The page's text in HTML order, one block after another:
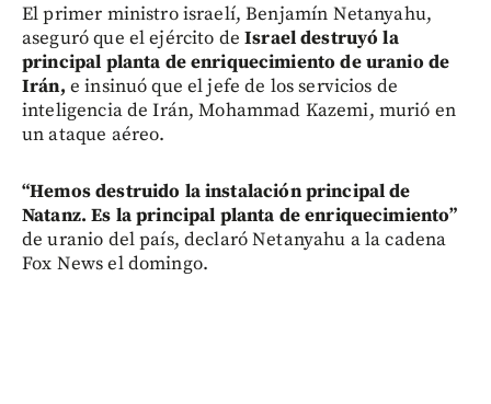
El primer ministro israelí, Benjamín Netanyahu,
aseguró que el ejército de Israel destruyó la
principal planta de enriquecimiento de uranio de
Irán, e insinuó que el jefe de los servicios de
inteligencia de Irán, Mohammad Kazemi, murió en
un ataque aéreo.
“Hemos destruido la instalación principal de
Natanz. Es la principal planta de enriquecimiento”
de uranio del país, declaró Netanyahu a la cadena
Fox News el domingo.